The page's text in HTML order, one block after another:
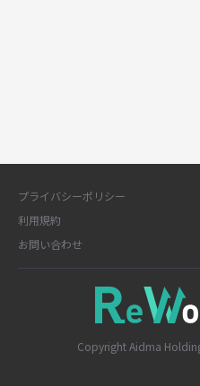
プライバシーポリシー
利用規約
お問い合わせ
Copyright Aidma